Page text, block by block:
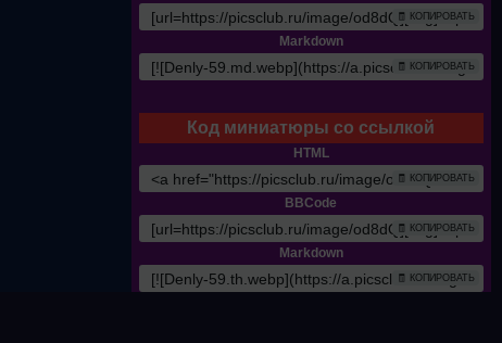
🧾 КОПИРОВАТЬ
Markdown
🧾 КОПИРОВАТЬ
Код миниатюры со ссылкой
HTML
🧾 КОПИРОВАТЬ
BBCode
🧾 КОПИРОВАТЬ
Markdown
🧾 КОПИРОВАТЬ